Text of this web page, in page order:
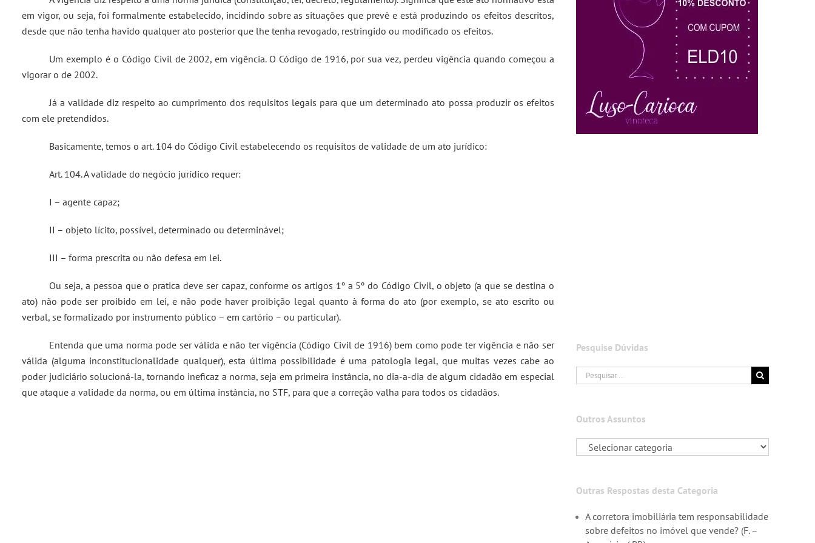
em vigor, ou seja, foi formalmente estabelecido, incidindo sobre as situações que prevê e está produzindo os efeitos descritos,
desde que não tenha havido qualquer ato posterior que lhe tenha revogado, restringido ou modificado os efeitos.
Um exemplo é o Código Civil de 2002, em vigência. O Código de 1916, por sua vez, perdeu vigência quando começou a
vigorar o de 2002.
Já a validade diz respeito ao cumprimento dos requisitos legais para que um determinado ato possa produzir os efeitos
com ele pretendidos.
Basicamente, temos o art. 104 do Código Civil estabelecendo os requisitos de validade de um ato jurídico:
Art. 104. A validade do negócio jurídico requer:
I – agente capaz;
II – objeto lícito, possível, determinado ou determinável;
III – forma prescrita ou não defesa em lei.
Ou seja, a pessoa que o pratica deve ser capaz, conforme os artigos 1º a 5º do Código Civil, o objeto (a que se destina o
ato) não pode ser proibido em lei, e não pode haver proibição legal quanto à forma do ato (por exemplo, se ato escrito ou
verbal, se formalizado por instrumento público – em cartório – ou particular).
Entenda que uma norma pode ser válida e não ter vigência (Código Civil de 1916) bem como pode ter vigência e não ser
válida (alguma inconstitucionalidade qualquer), esta última possibilidade é uma patologia legal, que muitas vezes cabe ao
poder judiciário solucioná-la, tornando ineficaz a norma, seja em primeira instância, no dia-a-dia de algum cidadão em especial
que ataque a validade da norma, ou em última instância, no STF, para que a correção valha para todos os cidadãos.
Pesquise Dúvidas
Buscar
resultados
Outros Assuntos
Outras Respostas desta Categoria
A corretora imobiliária tem responsabilidade
sobre defeitos no imóvel que vende? (F. –